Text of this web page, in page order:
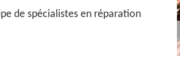
de spécialistes en réparation